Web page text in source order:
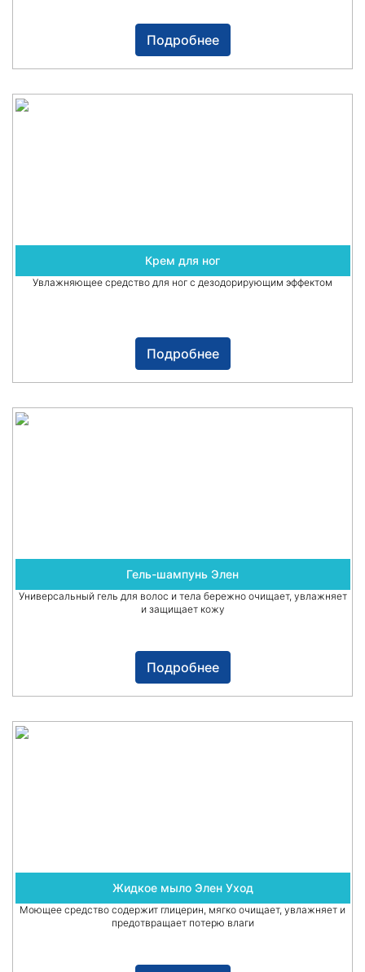
Подробнее
Крем для ног
Увлажняющее средство для ног с дезодорирующим эффектом
Подробнее
Гель-шампунь Элен
Универсальный гель для волос и тела бережно очищает, увлажняет
и защищает кожу
Подробнее
Жидкое мыло Элен Уход
Моющее средство содержит глицерин, мягко очищает, увлажняет и
предотвращает потерю влаги